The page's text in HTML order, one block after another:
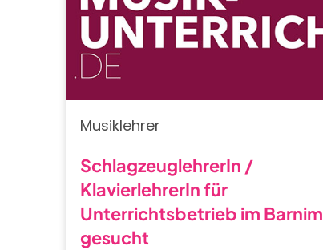
Musiklehrer
SchlagzeuglehrerIn /
KlavierlehrerIn für
Unterrichtsbetrieb im Barnim
gesucht